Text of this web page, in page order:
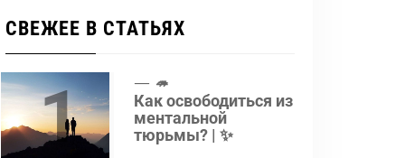
СВЕЖЕЕ В СТАТЬЯХ
1 🦔
Как освободиться из
ментальной
тюрьмы? | ✨